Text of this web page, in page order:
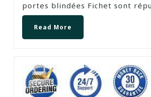
portes blindées Fichet sont
Read More